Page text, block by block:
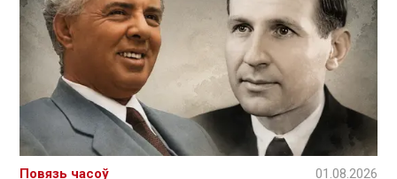
Повязь часоў 01.08.2026